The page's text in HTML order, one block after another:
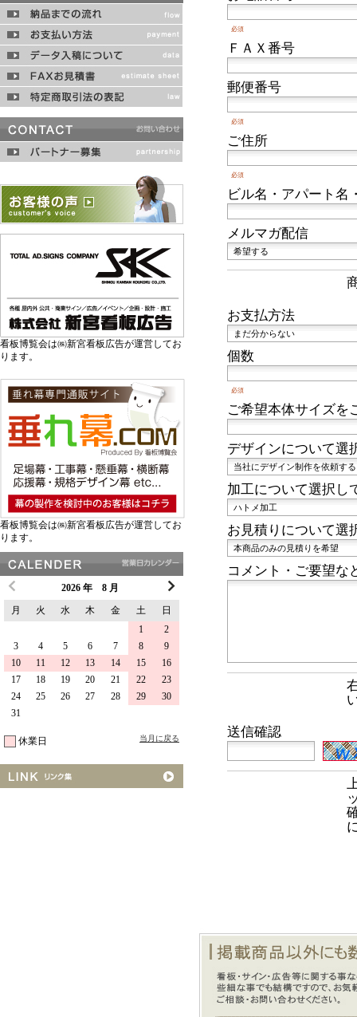
必須
ＦＡＸ番号
郵便番号
必須
ご住所
必須
ビル名・アパート名
メルマガ配信
お支払方法
個数
必須
ご希望本体サイズを
デザインについて選
加工について選択し
お見積りについて選
コメント・ご要望な
送信確認
看板博覧会は㈱新宮看板広告が運営してお
ります。
看板博覧会は㈱新宮看板広告が運営してお
ります。
2026 年 8 月
月
火 水 木 金 土
日
1
2
3
4 5 6 7 8
9
10
11 12 13 14 15
16
17
18 19 20 21 22
23
24
25 26 27 28 29
30
31
休業日 当月に戻る